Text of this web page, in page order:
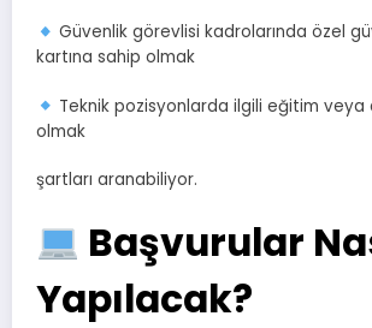
Güvenlik görevlisi kadrolarında özel
kartına sahip olmak
Teknik pozisyonlarda ilgili eğitim veya
olmak
şartları aranabiliyor.
Başvurular
Yapılacak?